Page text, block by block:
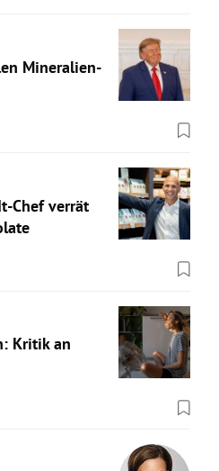
Mineralien-
Chef verrät
Kritik an